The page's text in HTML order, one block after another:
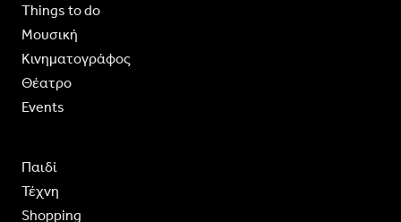
Things to do
Moυσική
Κινηματογράφος
Θέατρο
Events
Παιδί
Τέχνη
Shopping